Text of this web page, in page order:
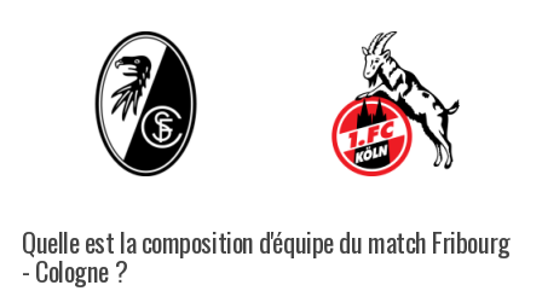
Quelle est la composition d'équipe du match Fribourg
- Cologne ?